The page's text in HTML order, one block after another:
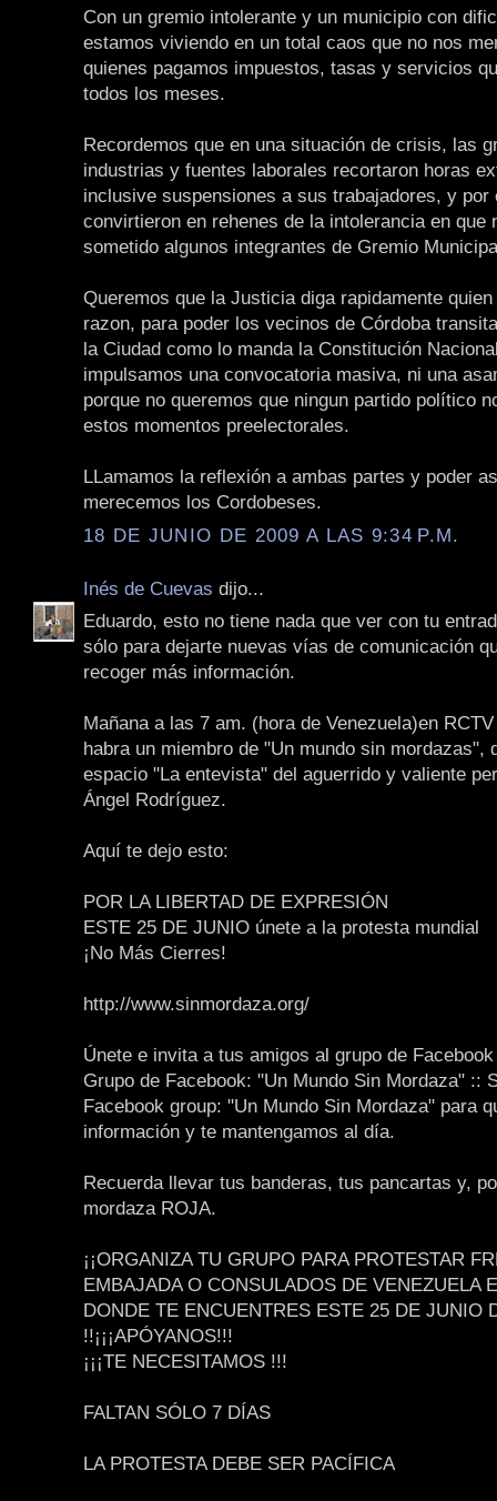
Con un gremio intolerante y un municipio con
estamos viviendo en un total caos que no nos
quienes pagamos impuestos, tasas y servicios
todos los meses.
Recordemos que en una situación de crisis, las
industrias y fuentes laborales recortaron horas
inclusive suspensiones a sus trabajadores, y por
convirtieron en rehenes de la intolerancia en que
sometido algunos integrantes de Gremio
Queremos que la Justicia diga rapidamente
razon, para poder los vecinos de Córdoba
la Ciudad como lo manda la Constitución
impulsamos una convocatoria masiva, ni una
porque no queremos que ningun partido político
estos momentos preelectorales.
LLamamos la reflexión a ambas partes y poder
merecemos los Cordobeses.
18 DE JUNIO DE 2009 A LAS 9:34 P.M.
Inés de Cuevas dijo...
Eduardo, esto no tiene nada que ver con tu
sólo para dejarte nuevas vías de comunicación
recoger más información.
Mañana a las 7 am. (hora de Venezuela)en
habra un miembro de "Un mundo sin mordazas",
espacio "La entevista" del aguerrido y valiente
Ángel Rodríguez.
Aquí te dejo esto:
POR LA LIBERTAD DE EXPRESIÓN
ESTE 25 DE JUNIO únete a la protesta mundial
¡No Más Cierres!
http://www.sinmordaza.org/
Únete e invita a tus amigos al grupo de
Grupo de Facebook: "Un Mundo Sin Mordaza" ::
Facebook group: "Un Mundo Sin Mordaza" para
información y te mantengamos al día.
Recuerda llevar tus banderas, tus pancartas y,
mordaza ROJA.
¡¡ORGANIZA TU GRUPO PARA PROTESTAR
EMBAJADA O CONSULADOS DE VENEZUELA
DONDE TE ENCUENTRES ESTE 25 DE JUNIO
!!¡¡¡APÓYANOS!!!
¡¡¡TE NECESITAMOS !!!
FALTAN SÓLO 7 DÍAS
LA PROTESTA DEBE SER PACÍFICA